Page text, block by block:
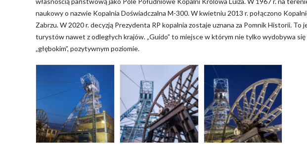
naukowy o nazwie Kopalnia Doświadczalna M-300. W kwietniu 2013 r. połączono
Zabrzu. W 2020 r. decyzją Prezydenta RP kopalnia zostaje uznana za Pomnik Historii. To
turystów nawet z odległych krajów. „Guido” to miejsce w którym nie tylko wydobywa
„głębokim”, pozytywnym poziomie.